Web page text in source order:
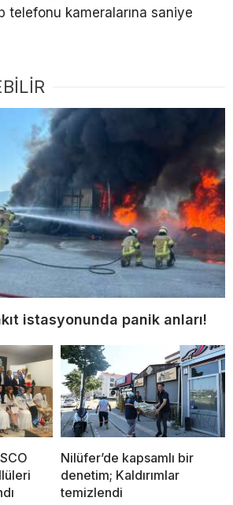
telefonu kameralarına saniye
istasyonunda panik anları!
Nilüfer’de kapsamlı bir
denetim; Kaldırımlar
temizlendi